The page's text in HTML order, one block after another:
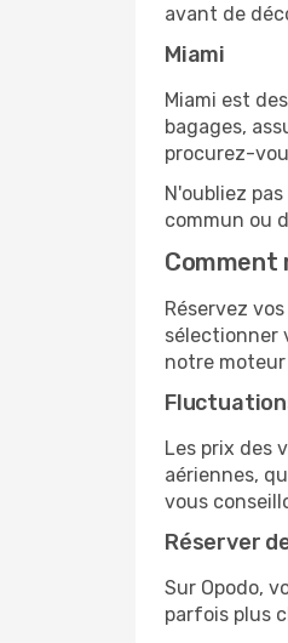
avant de
Miami
Miami est
bagages,
procurez-
N'oubliez
commun ou
Comment
Réservez
sélectionner
notre
Les prix des
aériennes,
vous
Réserver
Sur Opodo,
parfois plus